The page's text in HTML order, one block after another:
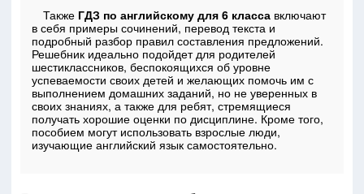
Также ГДЗ по английскому для 6 класса включают
в себя примеры сочинений, перевод текста и
подробный разбор правил составления предложений.
Решебник идеально подойдет для родителей
шестиклассников, беспокоящихся об уровне
успеваемости своих детей и желающих помочь им с
выполнением домашних заданий, но не уверенных в
своих знаниях, а также для ребят, стремящиеся
получать хорошие оценки по дисциплине. Кроме того,
пособием могут использовать взрослые люди,
изучающие английский язык самостоятельно.